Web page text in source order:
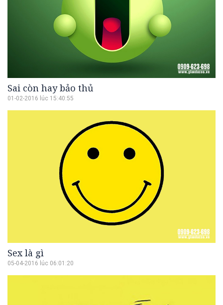
Sai còn hay bảo thủ
01-02-2016 lúc 15:40:55
Sex là gì
05-04-2016 lúc 06:01:20